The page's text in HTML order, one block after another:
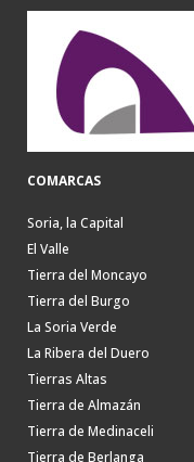
COMARCAS
Soria, la Capital
El Valle
Tierra del Moncayo
Tierra del Burgo
La Soria Verde
La Ribera del Duero
Tierras Altas
Tierra de Almazán
Tierra de Medinaceli
Tierra de Berlanga